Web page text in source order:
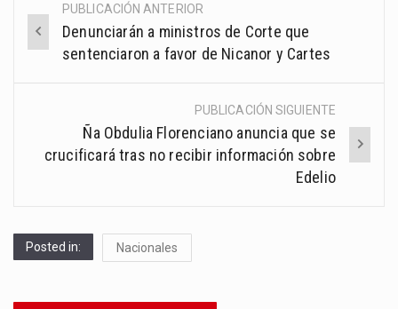
Post
navigation
PUBLICACIÓN ANTERIOR
Denunciarán a ministros de Corte que
sentenciaron a favor de Nicanor y Cartes
PUBLICACIÓN SIGUIENTE
Ña Obdulia Florenciano anuncia que se
crucificará tras no recibir información sobre
Edelio
Posted in: Nacionales